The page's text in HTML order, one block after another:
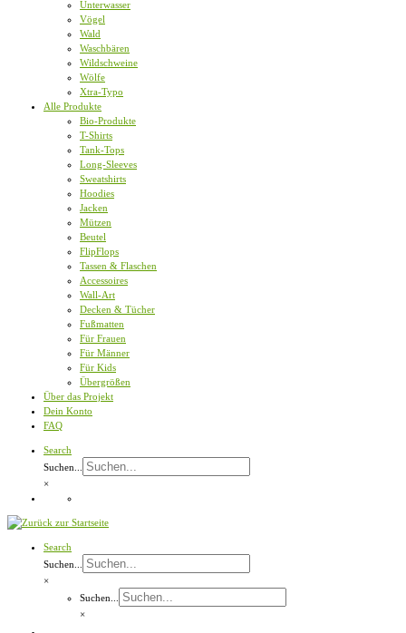
Unterwasser
Vögel
Wald
Waschbären
Wildschweine
Wölfe
Xtra-Typo
Alle Produkte
Bio-Produkte
T-Shirts
Tank-Tops
Long-Sleeves
Sweatshirts
Hoodies
Jacken
Mützen
Beutel
FlipFlops
Tassen & Flaschen
Accessoires
Wall-Art
Decken & Tücher
Fußmatten
Für Frauen
Für Männer
Für Kids
Übergrößen
Über das Projekt
Dein Konto
FAQ
Search
Suchen...
×
Search
Suchen...
×
Suchen...
×